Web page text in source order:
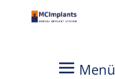
Menü